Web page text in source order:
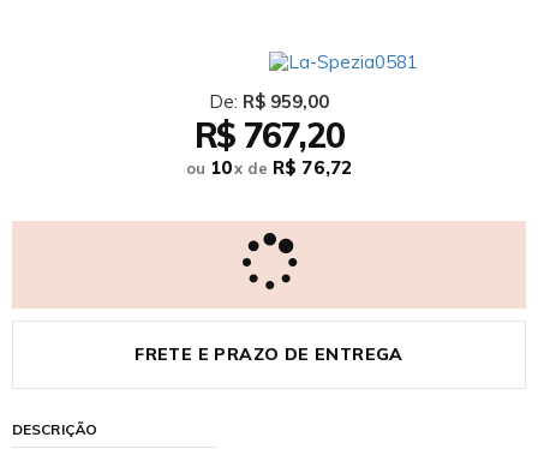
De: R$ 959,00
R$ 767,20
ou 10xde R$ 76,72
FRETE E PRAZO DE ENTREGA
DESCRIÇÃO